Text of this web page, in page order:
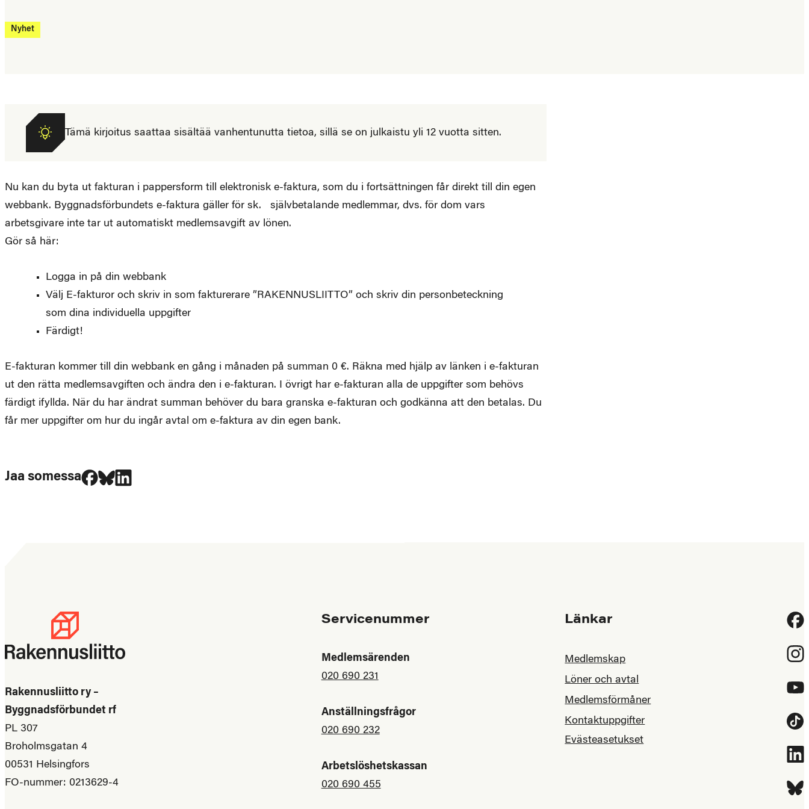
Nyhet
Tämä kirjoitus saattaa sisältää vanhentunutta tietoa, sillä se on julkaistu yli 12 vuotta sitten.
Nu kan du byta ut fakturan i pappersform till elektronisk e-faktura, som du i fortsättningen får direkt till din egen
webbank. Byggnadsförbundets e-faktura gäller för sk. självbetalande medlemmar, dvs. för dom vars
arbetsgivare inte tar ut automatiskt medlemsavgift av lönen.
Gör så här:
Logga in på din webbank
Välj E-fakturor och skriv in som fakturerare ”RAKENNUSLIITTO” och skriv din personbeteckning
som dina individuella uppgifter
Färdigt!
E-fakturan kommer till din webbank en gång i månaden på summan 0 €. Räkna med hjälp av länken i e-fakturan
ut den rätta medlemsavgiften och ändra den i e-fakturan. I övrigt har e-fakturan alla de uppgifter som behövs
färdigt ifyllda. När du har ändrat summan behöver du bara granska e-fakturan och godkänna att den betalas. Du
får mer uppgifter om hur du ingår avtal om e-faktura av din egen bank.
Jaa somessa
Jaa Facebookissa
Jaa Blueskyssa
Jaa LinkedIn:ssä
Rakennusliitto ry –
Byggnadsförbundet rf
PL 307
Broholmsgatan 4
00531 Helsingfors
FO-nummer: 0213629-4
Servicenummer
Medlemsärenden
020 690 231
Anställningsfrågor
020 690 232
Arbetslöshetskassan
020 690 455
Länkar
Medlemskap
Löner och avtal
Medlemsförmåner
Kontaktuppgifter
Evästeasetukset